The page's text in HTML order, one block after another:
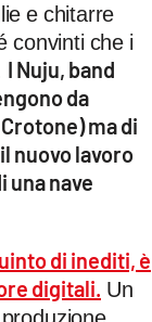
e chitarre
convinti che i
I Nuju, band
da
ma di
nuovo lavoro
una nave
di inediti, è
digitali. Un